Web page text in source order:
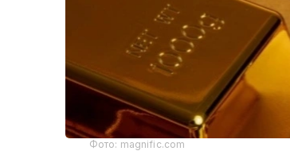
Фото: magnific.com